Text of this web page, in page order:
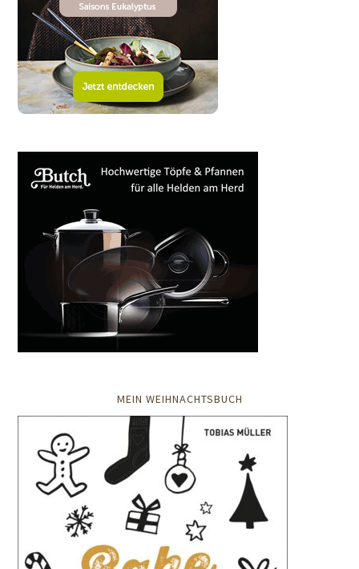
MEIN WEIHNACHTSBUCH